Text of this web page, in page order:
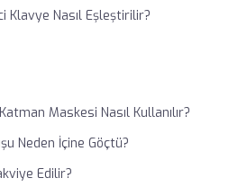
Klavye Nasıl Eşleştirilir?
Maskesi Nasıl Kullanılır?
Neden İçine Göçtü?
Edilir?